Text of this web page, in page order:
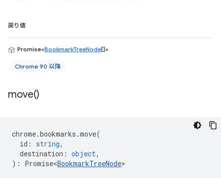
戻り値
Promise<BookmarkTreeNode[]>
Chrome 90 以降
move()
chrome.bookmarks .move(
id : string,
destination : object,
) : Promise<BookmarkTreeNode>